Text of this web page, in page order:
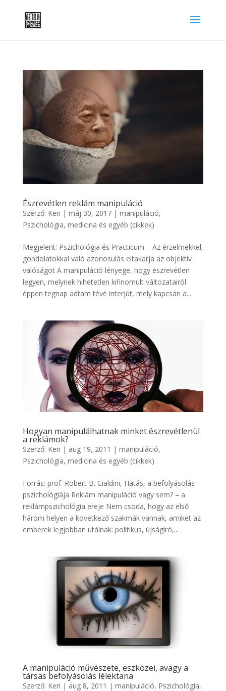
Észrevétlen reklám manipuláció
Szerző: Keri | máj 30, 2017| manipuláció,
Pszichológia, medicina és egyéb (cikkek)
Megjelent: Pszichológia és Practicum Az érzelmekkel,
gondolatokkal való azonosulás eltakarja az objektív
valóságot A manipuláció lényege, hogy észrevétlen
legyen, melynek hihetetlen kifinomult változatairól
éppen tegnap adtam tévé interjút, mely kapcsán a...
Hogyan manipulálhatnak minket észrevétlenül
a reklámok?
Szerző: Keri | aug 19, 2011 | manipuláció,
Pszichológia, medicina és egyéb (cikkek)
Forrás: prof. Robert B. Cialdini, Hatás, a befolyásolás
pszichológiája Reklám manipuláció vagy sem? – a
reklámpszichológia ereje Nem csoda, hogy az első
három helyen a következő szakmák vannak, amiket az
emberek legjobban utálnak: politikus, újságíró,...
A manipuláció művészete, eszközei, avagy a
társas befolyásolás lélektana
Szerző: Keri | aug 8, 2011 | manipuláció, Pszichológia,